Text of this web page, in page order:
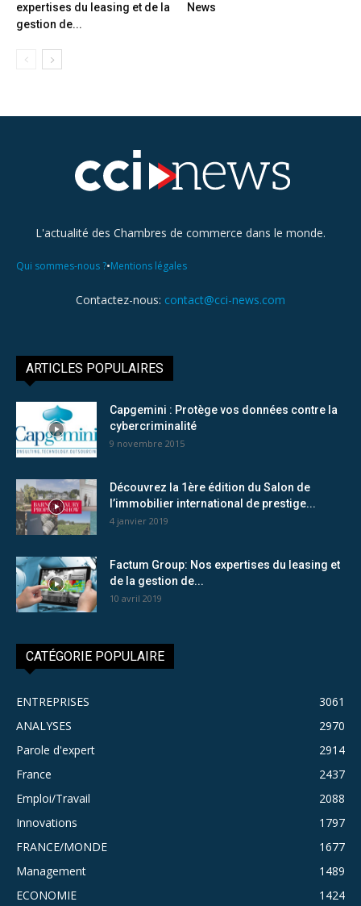
expertises du leasing et de la
gestion de...
News
L'actualité des Chambres de commerce dans le monde.
Qui sommes-nous ?•Mentions légales
Contactez-nous: contact@cci-news.com
ARTICLES POPULAIRES
Capgemini : Protège vos données contre la
cybercriminalité
9 novembre 2015
Découvrez la 1ère édition du Salon de
l’immobilier international de prestige...
4 janvier 2019
Factum Group: Nos expertises du leasing et
de la gestion de...
10 avril 2019
CATÉGORIE POPULAIRE
ENTREPRISES
3061
ANALYSES
2970
Parole d'expert
2914
France
2437
Emploi/Travail
2088
Innovations
1797
FRANCE/MONDE
1677
Management
1489
ECONOMIE
1424